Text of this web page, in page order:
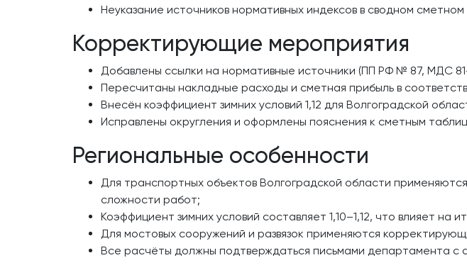
Неуказание источников нормативных индексов в сводном
Корректирующие мероприятия
Добавлены ссылки на нормативные источники (ПП РФ № 87, МДС
Пересчитаны накладные расходы и сметная прибыль в
Внесён коэффициент зимних условий 1,12 для Волгоградской
Исправлены округления и оформлены пояснения к сметным
Региональные особенности
Для транспортных объектов Волгоградской области
сложности работ;
Коэффициент зимних условий составляет 1,10–1,12, что влияет на
Для мостовых сооружений и развязок применяются
Все расчёты должны подтверждаться письмами департамента с